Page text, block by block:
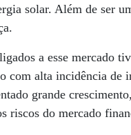
solar. Além de ser
a esse mercado
com alta incidência de
grande
riscos do mercado